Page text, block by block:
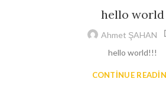
hello world
Ahmet ŞAHAN
hello world!!!
CONTINUE